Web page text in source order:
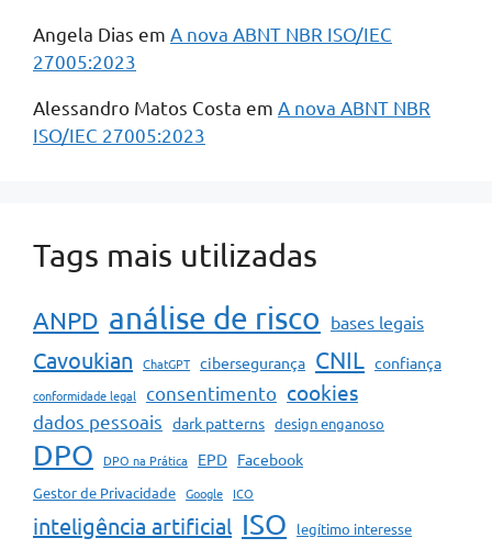
Angela Dias em A nova ABNT NBR ISO/IEC
27005:2023
Alessandro Matos Costa em A nova ABNT NBR
ISO/IEC 27005:2023
Tags mais utilizadas
ANPD análise de risco bases legais
Cavoukian ChatGPT cibersegurança CNIL confiança
conformidade legal consentimento cookies
dados pessoais dark patterns design enganoso
DPO DPO na Prática EPD Facebook
Gestor de Privacidade Google ICO
inteligência artificial ISO legítimo interesse